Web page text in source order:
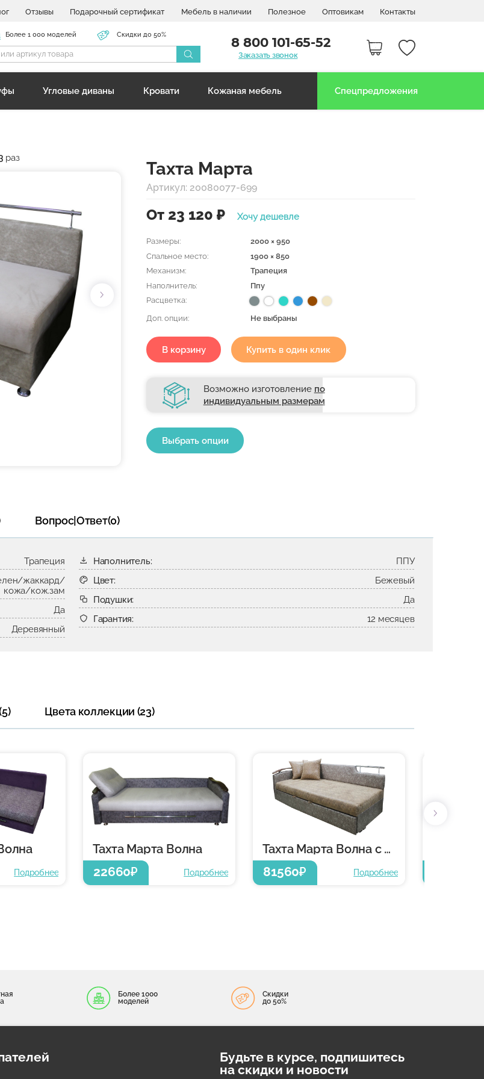
Отзывы Подарочный сертификат Мебель в наличии Полезное Оптовикам Контакты
Более 1 000 моделей Скидки до 50%
8 800 101-65-52
Заказать звонок
Угловые диваны Кровати Кожаная мебель Спецпредложения
раз
Тахта Марта
Артикул: 20080077-699
От 23 120 ₽ Хочу дешевле
Размеры:
2000 × 950
Спальное место:
1900 × 850
Механизм:
Трапеция
Наполнитель:
Ппу
Расцветка:
Доп. опции:
Не выбраны
В корзину Купить в один клик
Возможно изготовление по
индивидуальным размерам
Выбрать опции
Вопрос|Ответ(0)
Трапеция
жаккард/
кожа/кож.зам
Да
Деревянный
Наполнитель:
ППУ
Цвет:
Бежевый
Подушки:
Да
Гарантия:
12 месяцев
Цвета коллекции (23)
Подробнее
Тахта Марта Волна
22660₽ Подробнее
Тахта Марта Волна с механизмом Венеция
81560₽ Подробнее
Более 1000
моделей
Скидки
до 50%
Будьте в курсе, подпишитесь
на скидки и новости